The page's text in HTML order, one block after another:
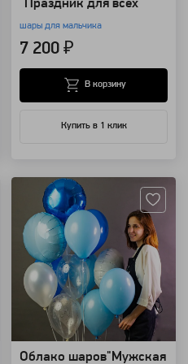
"Праздник для всех"
шары для мальчика
7 200 ₽
Купить в 1 клик
В корзину
Облако шаров"Мужская